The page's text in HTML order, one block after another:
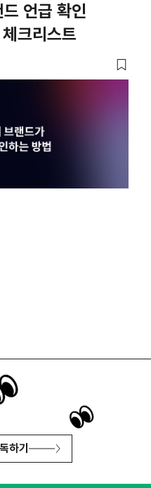
언급 확인
크리스트
하기